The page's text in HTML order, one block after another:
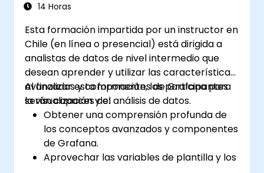
14 Horas
Esta formación impartida por un instructor en
Chile (en línea o presencial) está dirigida a
analistas de datos de nivel intermedio que
desean aprender y utilizar las características
avanzadas y componentes de Grafana para
la visualización y el análisis de datos.
Al finalizar esta formación, los participantes
serán capaces de:
Obtener una comprensión profunda de
los conceptos avanzados y componentes
de Grafana.
Aprovechar las variables de plantilla y los